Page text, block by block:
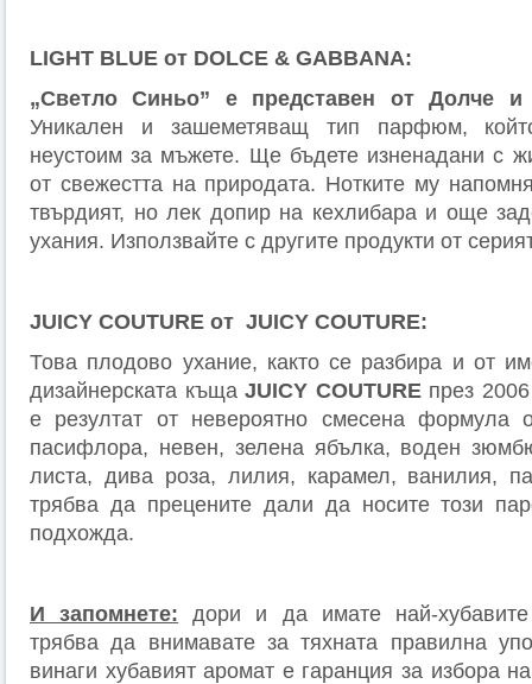
LIGHT BLUE от DOLCE & GABBANA:
„Светло Синьо” е представен от Долче и
Уникален и зашеметяващ тип парфюм,
неустоим за мъжете. Ще бъдете изненадани с
от свежестта на природата. Нотките му
твърдият, но лек допир на кехлибара и още
ухания. Използвайте с другите продукти от
JUICY COUTURE от JUICY COUTURE:
Това плодово ухание, както се разбира и от
дизайнерската къща JUICY COUTUREпрез 2006
е резултат от невероятно смесена формула
пасифлора, невен, зелена ябълка, воден
листа, дива роза, лилия, карамел, ванилия,
трябва да прецените дали да носите този
подхожда.
И запомнете: дори и да имате най-
трябва да внимавате за тяхната правилна
винаги хубавият аромат е гаранция за избора